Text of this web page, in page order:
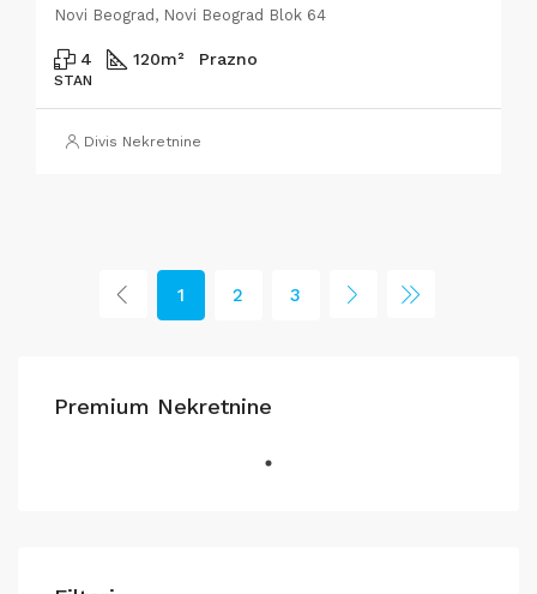
Novi Beograd, Novi Beograd Blok 64
4 120m² Prazno
STAN
Divis Nekretnine
1 2 3
Premium Nekretnine